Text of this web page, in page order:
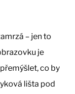
– jen to
je
co by
lišta pod